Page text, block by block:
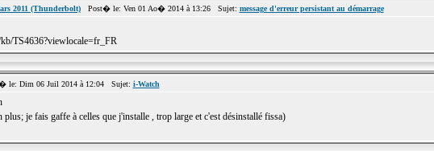
2011 (Thunderbolt)Post� le: Ven 01 Ao� 2014 à 13:26 Sujet: message d'erreur persistant au démarrage
TS4636?viewlocale=fr_FR
Dim 06 Juil 2014 à 12:04 Sujet: i-Watch
je fais gaffe à celles que j'installe , trop large et c'est désinstallé fissa)